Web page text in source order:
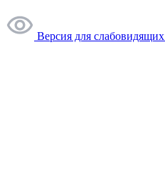
Версия для слабовидящих